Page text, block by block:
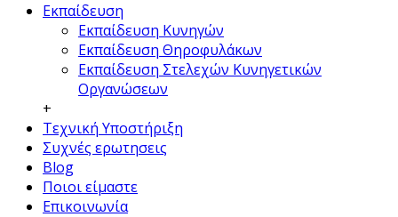
Εκπαίδευση
Εκπαίδευση Κυνηγών
Εκπαίδευση Θηροφυλάκων
Εκπαίδευση Στελεχών Κυνηγετικών
Οργανώσεων
+
Τεχνική Υποστήριξη
Συχνές ερωτησεις
Blog
Ποιοι είμαστε
Επικοινωνία